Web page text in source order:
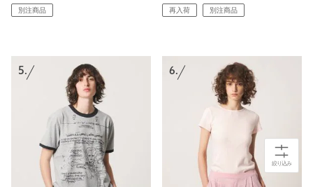
絞り込み
別注商品 再入荷 別注商品
5. 6.